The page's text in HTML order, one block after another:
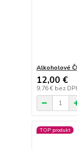
Alkoholové
12,00 €
9,76 € bez
TOP produkt